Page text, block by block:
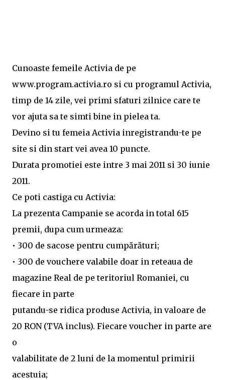
Cunoaste femeile Activia de pe
www.program.activia.ro si cu programul Activia,
timp de 14 zile, vei primi sfaturi zilnice care te
vor ajuta sa te simti bine in pielea ta.
Devino si tu femeia Activia inregistrandu-te pe
site si din start vei avea 10 puncte.
Durata promotiei este intre 3 mai 2011 si 30 iunie
2011.
Ce poti castiga cu Activia:
La prezenta Campanie se acorda in total 615
premii, dupa cum urmeaza:
• 300 de sacose pentru cumpărături;
• 300 de vouchere valabile doar in reteaua de
magazine Real de pe teritoriul Romaniei, cu
fiecare in parte
putandu-se ridica produse Activia, in valoare de
20 RON (TVA inclus). Fiecare voucher in parte are
o
valabilitate de 2 luni de la momentul primirii
acestuia;